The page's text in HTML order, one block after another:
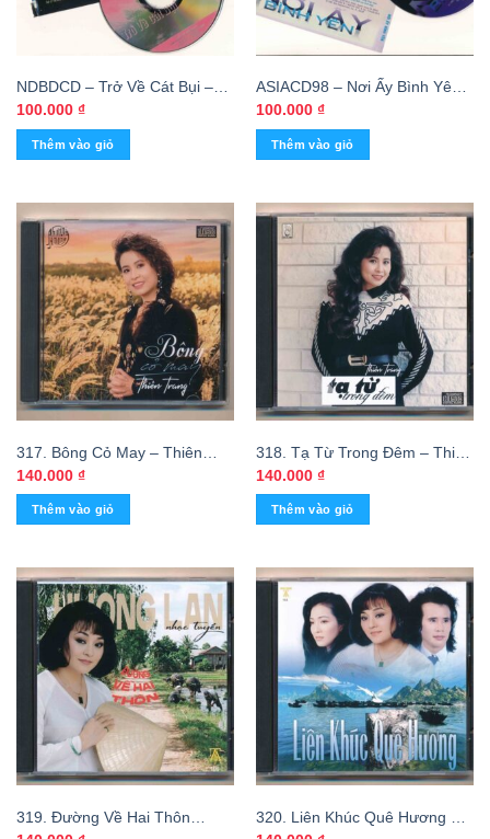
NDBDCD – Trở Về Cát Bụi –
Mạnh Quỳnh Đặc Biệt 5
(FAKE)
100.000 ₫
Thêm vào giỏ
ASIACD98 – Nơi Ấy Bình Yên
(Fake USA)
100.000 ₫
Thêm vào giỏ
317. Bông Cỏ May – Thiên
Trang (Fake USA)
140.000 ₫
Thêm vào giỏ
318. Tạ Từ Trong Đêm – Thiên
Trang (BC Collection)
140.000 ₫
Thêm vào giỏ
319. Đường Về Hai Thôn
320. Liên Khúc Quê Hương –